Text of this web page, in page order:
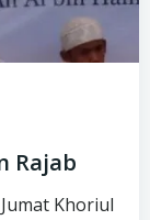
Rajab
Khoriul